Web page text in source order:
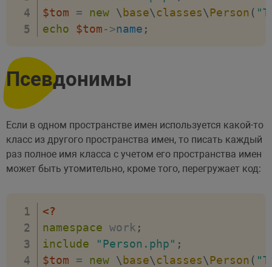
$tom
= new \base\classes\Person (
echo
$tom->name ;
Псевдонимы
Если в одном пространстве имен используется какой-то
класс из другого пространства имен, то писать каждый
раз полное имя класса с учетом его пространства имен
может быть утомительно, кроме того, перегружает код:
<?
namespace work ;
include
"Person.php" ;
$tom
= new \base\classes\Person (